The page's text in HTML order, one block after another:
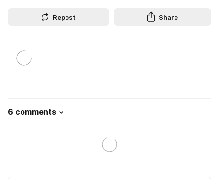
Repost Share
6 comments